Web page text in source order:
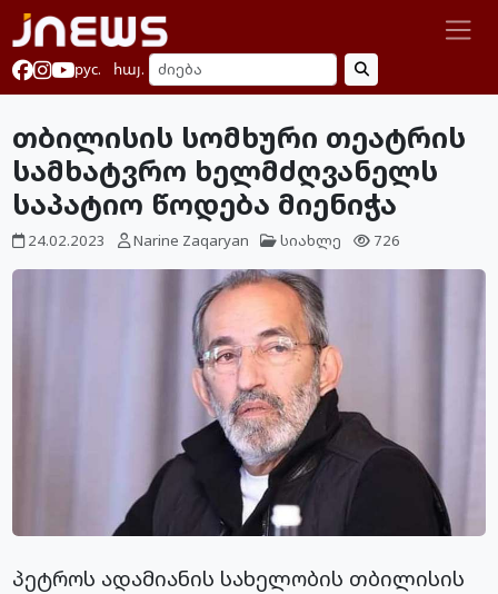
рус. հայ.
თბილისის სომხური თეატრის
სამხატვრო ხელმძღვანელს
საპატიო წოდება მიენიჭა
24.02.2023 Narine Zaqaryan სიახლე 726
პეტროს ადამიანის სახელობის თბილისის